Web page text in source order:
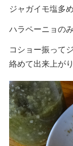
ジャガイモ塩多
ハラペーニョの
コショー振って
絡めて出来上がり